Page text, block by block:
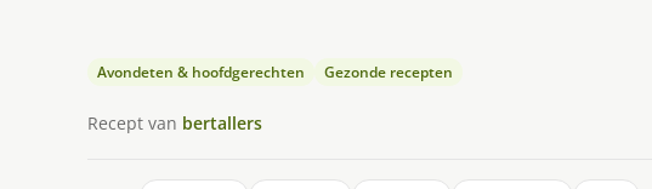
Avondeten & hoofdgerechten Gezonde recepten
Recept van bertallers